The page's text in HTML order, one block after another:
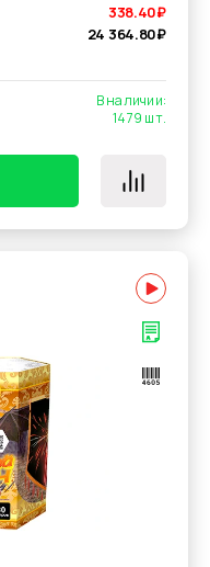
338.40₽
24 364.80₽
В наличии:
1479 шт.